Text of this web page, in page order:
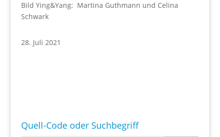
Bild Ying&Yang: Martina Guthmann und Celina
Schwark
28. Juli 2021
Quell-Code oder Suchbegriff